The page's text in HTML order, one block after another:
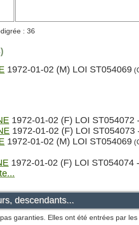
: 36
1972-01-02 (M) LOI ST054069
1972-01-02 (F) LOI ST054072
1972-01-02 (F) LOI ST054073
1972-01-02 (M) LOI ST054069
1972-01-02 (F) LOI ST054074
descendants...
garanties. Elles ont été entrées par